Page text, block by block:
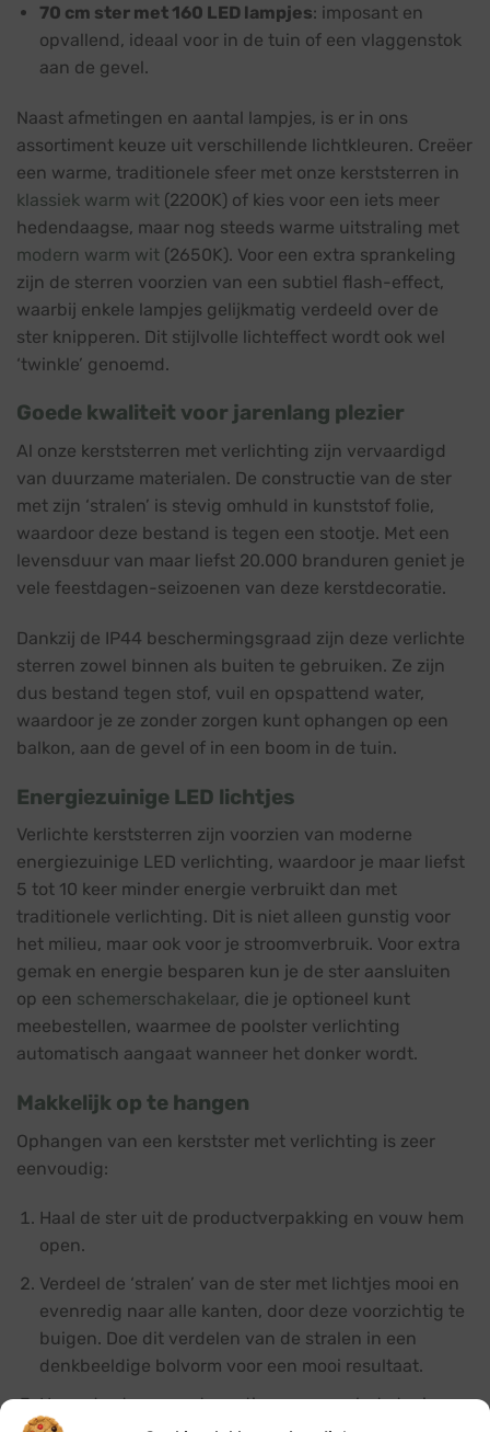
70 cm ster met 160 LED lampjes: imposant en
opvallend, ideaal voor in de tuin of een vlaggenstok
aan de gevel.
Naast afmetingen en aantal lampjes, is er in ons
assortiment keuze uit verschillende lichtkleuren. Creëer
een warme, traditionele sfeer met onze kerststerren in
klassiek warm wit (2200K) of kies voor een iets meer
hedendaagse, maar nog steeds warme uitstraling met
modern warm wit (2650K). Voor een extra sprankeling
zijn de sterren voorzien van een subtiel flash-effect,
waarbij enkele lampjes gelijkmatig verdeeld over de
ster knipperen. Dit stijlvolle lichteffect wordt ook wel
‘twinkle’ genoemd.
Goede kwaliteit voor jarenlang plezier
Al onze kerststerren met verlichting zijn vervaardigd
van duurzame materialen. De constructie van de ster
met zijn ‘stralen’ is stevig omhuld in kunststof folie,
waardoor deze bestand is tegen een stootje. Met een
levensduur van maar liefst 20.000 branduren geniet je
vele feestdagen-seizoenen van deze kerstdecoratie.
Dankzij de IP44 beschermingsgraad zijn deze verlichte
sterren zowel binnen als buiten te gebruiken. Ze zijn
dus bestand tegen stof, vuil en opspattend water,
waardoor je ze zonder zorgen kunt ophangen op een
balkon, aan de gevel of in een boom in de tuin.
Energiezuinige LED lichtjes
Verlichte kerststerren zijn voorzien van moderne
energiezuinige LED verlichting, waardoor je maar liefst
5 tot 10 keer minder energie verbruikt dan met
traditionele verlichting. Dit is niet alleen gunstig voor
het milieu, maar ook voor je stroomverbruik. Voor extra
gemak en energie besparen kun je de ster aansluiten
op een schemerschakelaar, die je optioneel kunt
meebestellen, waarmee de poolster verlichting
automatisch aangaat wanneer het donker wordt.
Makkelijk op te hangen
Ophangen van een kerstster met verlichting is zeer
eenvoudig:
Haal de ster uit de productverpakking en vouw hem
open.
Verdeel de ‘stralen’ van de ster met lichtjes mooi en
evenredig naar alle kanten, door deze voorzichtig te
buigen. Doe dit verdelen van de stralen in een
denkbeeldige bolvorm voor een mooi resultaat.
Hang de ster op met een tie-wrap aan het stevige